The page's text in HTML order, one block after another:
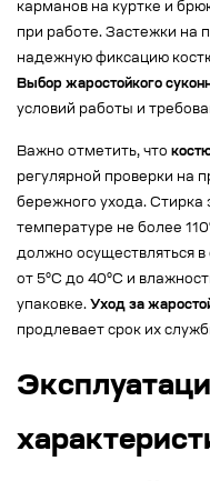
карманов на куртке и
при работе. Застежки на
надежную фиксацию
Выбор жаростойкого
условий работы и
Важно отметить, что
регулярной проверки на
бережного ухода. Стирка
температуре не более
должно осуществляться
от 5°С до 40°С и
упаковке. Уход за
продлевает срок их